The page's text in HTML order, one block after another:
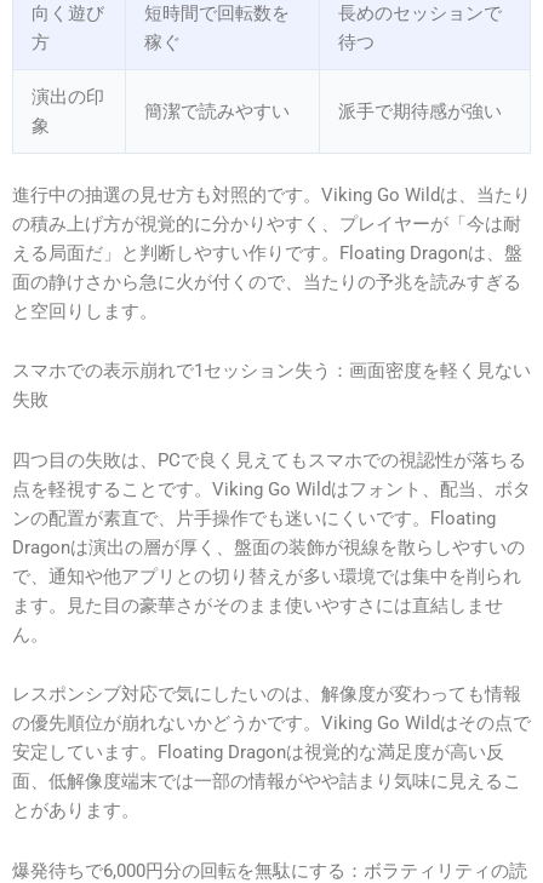
向く遊び
方
短時間で回転数を
稼ぐ
長めのセッションで
待つ
演出の印
象
簡潔で読みやすい 派手で期待感が強い
進行中の抽選の見せ方も対照的です。Viking Go Wildは、当たり
の積み上げ方が視覚的に分かりやすく、プレイヤーが「今は耐
える局面だ」と判断しやすい作りです。Floating Dragonは、盤
面の静けさから急に火が付くので、当たりの予兆を読みすぎる
と空回りします。
スマホでの表示崩れで1セッション失う：画面密度を軽く見ない
失敗
四つ目の失敗は、PCで良く見えてもスマホでの視認性が落ちる
点を軽視することです。Viking Go Wildはフォント、配当、ボタ
ンの配置が素直で、片手操作でも迷いにくいです。Floating
Dragonは演出の層が厚く、盤面の装飾が視線を散らしやすいの
で、通知や他アプリとの切り替えが多い環境では集中を削られ
ます。見た目の豪華さがそのまま使いやすさには直結しませ
ん。
レスポンシブ対応で気にしたいのは、解像度が変わっても情報
の優先順位が崩れないかどうかです。Viking Go Wildはその点で
安定しています。Floating Dragonは視覚的な満足度が高い反
面、低解像度端末では一部の情報がやや詰まり気味に見えるこ
とがあります。
爆発待ちで6,000円分の回転を無駄にする：ボラティリティの読